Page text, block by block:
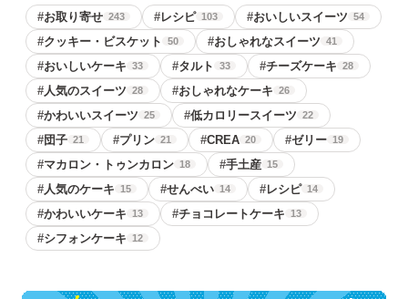
#お取り寄せ 243 #レシピ 103 #おいしいスイーツ 54
#クッキー・ビスケット 50 #おしゃれなスイーツ 41
#おいしいケーキ 33 #タルト 33 #チーズケーキ 28
# 人気のスイーツ 28 #おしゃれなケーキ 26
#かわいいスイーツ 25 #低カロリースイーツ 22
#団子 21 #プリン 21 #CREA 20 #ゼリー 19
#マカロン・トゥンカロン 18 #手土産 15
# 人気のケーキ 15 #せんべい 14 #レシピ 14
#かわいいケーキ 13 #チョコレートケーキ 13
#シフォンケーキ 12